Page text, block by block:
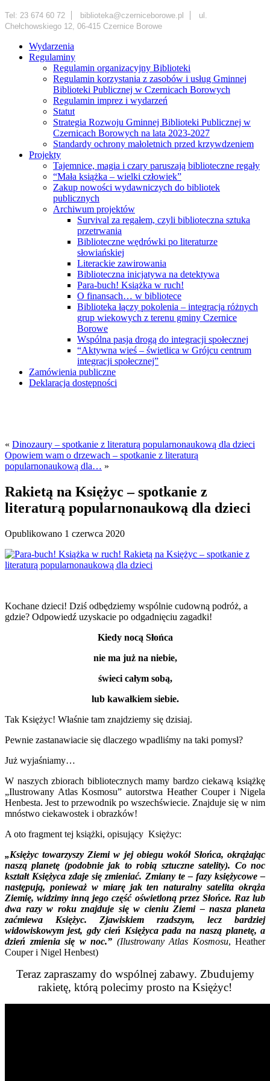
Tel: 23 674 60 72 biblioteka@czerniceborowe.pl
ul.
Chełchowskiego 12, 06-415 Czernice Borowe
Wydarzenia
Regulaminy
Regulamin organizacyjny Biblioteki
Regulamin korzystania z zasobów i usług Gminnej
Biblioteki Publicznej w Czernicach Borowych
Regulamin imprez i wydarzeń
Statut
Strategia Rozwoju Gminnej Biblioteki Publicznej w
Czernicach Borowych na lata 2023-2027
Standardy ochrony małoletnich przed krzywdzeniem
Projekty
Tajemnice, magia i czary paruszają biblioteczne regały
“Mała książka – wielki człowiek”
Zakup nowości wydawniczych do bibliotek
publicznych
Archiwum projektów
Survival za regałem, czyli biblioteczna sztuka
przetrwania
Biblioteczne wędrówki po literaturze
słowiańskiej
Literackie zawirowania
Biblioteczna inicjatywa na detektywa
Para-buch! Książka w ruch!
O finansach… w bibliotece
Biblioteka łączy pokolenia – integracja różnych
grup wiekowych z terenu gminy Czernice
Borowe
Wspólna pasja drogą do integracji społecznej
“Aktywna wieś – świetlica w Grójcu centrum
integracji społecznej”
Zamówienia publiczne
Deklaracja dostępności
« Dinozaury – spotkanie z literaturą popularnonaukową dla dzieci
Opowiem wam o drzewach – spotkanie z literaturą
popularnonaukową dla… »
Rakietą na Księżyc – spotkanie z
literaturą popularnonaukową dla dzieci
Opublikowano 1 czerwca 2020
Kochane dzieci! Dziś odbędziemy wspólnie cudowną podróż, a
gdzie? Odpowiedź uzyskacie po odgadnięciu zagadki!
Kiedy nocą Słońca
nie ma już na niebie,
świeci całym sobą,
lub kawałkiem siebie.
Tak Księżyc! Właśnie tam znajdziemy się dzisiaj.
Pewnie zastanawiacie się dlaczego wpadliśmy na taki pomysł?
Już wyjaśniamy…
W naszych zbiorach bibliotecznych mamy bardzo ciekawą książkę
„Ilustrowany Atlas Kosmosu” autorstwa Heather Couper i Nigela
Henbesta. Jest to przewodnik po wszechświecie. Znajduje się w nim
mnóstwo ciekawostek i obrazków!
A oto fragment tej książki, opisujący Księżyc:
„Księżyc towarzyszy Ziemi w jej obiegu wokół Słońca, okrążając
naszą planetę (podobnie jak to robią sztuczne satelity). Co noc
kształt Księżyca zdaje się zmieniać. Zmiany te – fazy księżycowe –
następują, ponieważ w miarę jak ten naturalny satelita okrąża
Ziemię, widzimy inną jego część oświetloną przez Słońce. Raz lub
dwa razy w roku znajduje się w cieniu Ziemi – nasza planeta
zaćmiewa Księżyc. Zjawiskiem rzadszym, lecz bardziej
widowiskowym jest, gdy cień Księżyca pada na naszą planetę, a
dzień zmienia się w noc.” (Ilustrowany Atlas Kosmosu, Heather
Couper i Nigel Henbest)
Teraz zapraszamy do wspólnej zabawy. Zbudujemy
rakietę, którą polecimy prosto na Księżyc!